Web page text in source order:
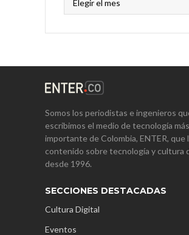
Somos los periodistas e ingenieros
escribimos el medio de tecnología más
importante de Colombia, ENTER, que
contenido sobre tecnología y cultura
desde 1996.
SECCIONES DESTACADAS
Cultura Digital
Eventos